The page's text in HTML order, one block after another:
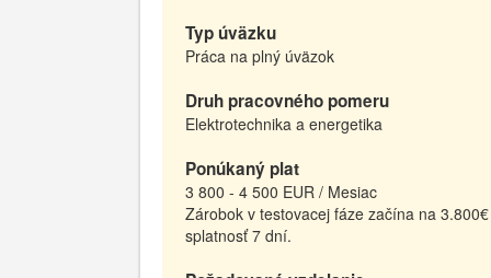
Typ úväzku
Práca na plný úväzok
Druh pracovného pomeru
Elektrotechnika a energetika
Ponúkaný plat
3 800 - 4 500 EUR / Mesiac
Zárobok v testovacej fáze začína na
splatnosť 7 dní.